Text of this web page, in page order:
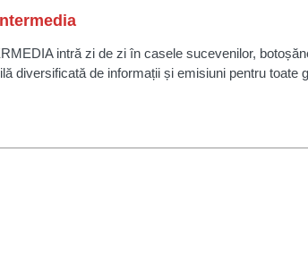
intră zi de zi în casele sucevenilor,
diversificată de informații și emisiuni pentru toate